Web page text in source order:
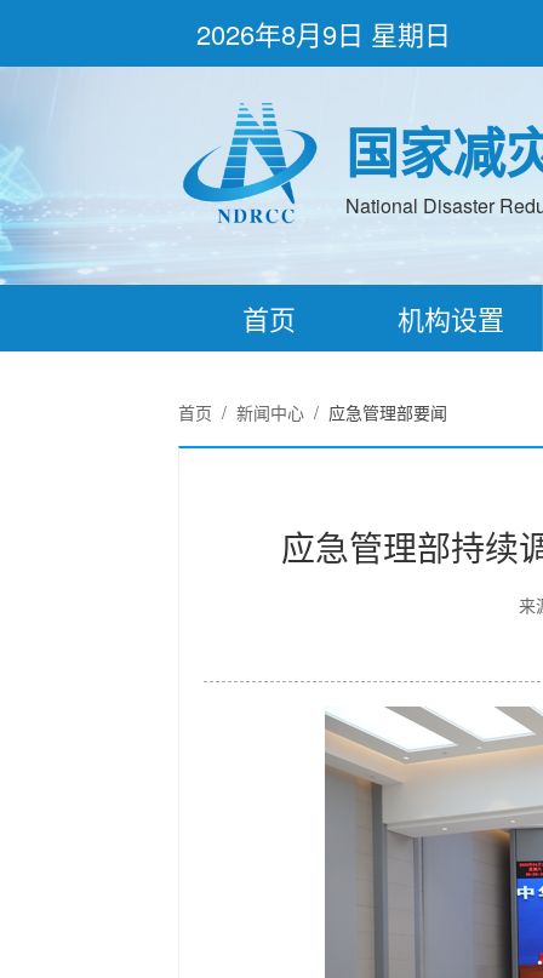
2026年8月9日 星期日
国家减
National Disaster
首页 机构设置
首页 / 新闻中心/ 应急管理部要闻
应急管理部持续
来